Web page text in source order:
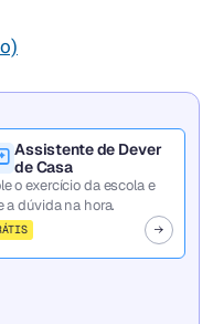
Assistente de Dever
de Casa
o exercício da escola e
a dúvida na hora.